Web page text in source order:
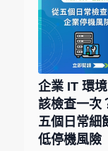
企業 IT 環
該檢查一次
五個日常細
低停機風險